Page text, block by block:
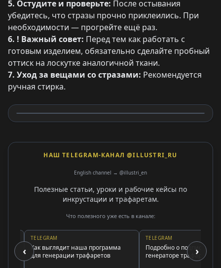
5. Остудите и проверьте: После остывания
убедитесь, что стразы прочно приклеились. При
необходимости — прогрейте ещё раз.
6. ! Важный совет: Перед тем как работать с
готовым изделием, обязательно сделайте пробный
оттиск на лоскутке аналогичной ткани.
7. Уход за вещами со стразами: Рекомендуется
ручная стирка.
НАШ TELEGRAM-КАНАЛ @ILLUSTRI_RU
English channel → @illustri_en
Полезные статьи, уроки и рабочие кейсы по
инкрустации и трафаретам.
Что полезного уже есть в канале:
‹
TELEGRAM
Как выглядит наша программа
для генерации трафаретов
TELEGRAM
Подробно о подписке и
генераторе трафаретов
›